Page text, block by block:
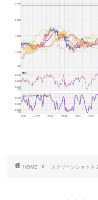
HOME スクリーンショッ